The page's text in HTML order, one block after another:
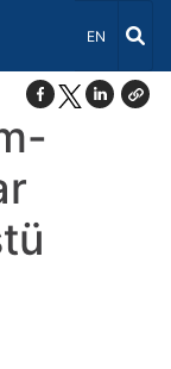
Dil Seçiniz
EN